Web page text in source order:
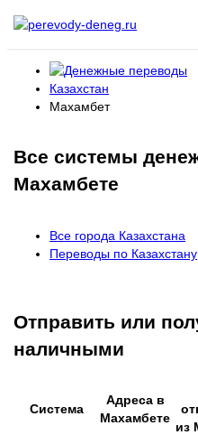
Казахстан
Махамбет
Все системы
Махамбете
Все города Казахстана
Переводы по Казахстану
Отправить или
наличными
Система
Адреса в
Махамбете
из